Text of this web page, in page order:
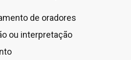
de oradores
ou interpretação